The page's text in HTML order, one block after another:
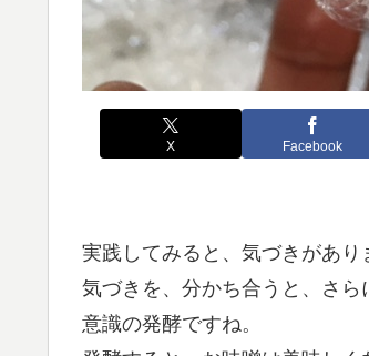
X Facebook
実践してみると、気づきがあり
気づきを、分かち合うと、さら
意識の発酵ですね。